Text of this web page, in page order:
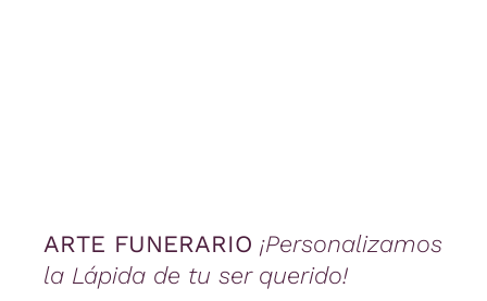
ARTE FUNERARIO ¡Personalizamos
la Lápida de tu ser querido!